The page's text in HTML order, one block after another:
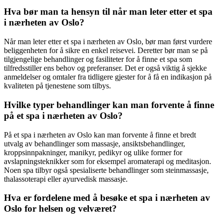
Hva bør man ta hensyn til når man leter etter et spa
i nærheten av Oslo?
Når man leter etter et spa i nærheten av Oslo, bør man først vurdere
beliggenheten for å sikre en enkel reisevei. Deretter bør man se på
tilgjengelige behandlinger og fasiliteter for å finne et spa som
tilfredsstiller ens behov og preferanser. Det er også viktig å sjekke
anmeldelser og omtaler fra tidligere gjester for å få en indikasjon på
kvaliteten på tjenestene som tilbys.
Hvilke typer behandlinger kan man forvente å finne
på et spa i nærheten av Oslo?
På et spa i nærheten av Oslo kan man forvente å finne et bredt
utvalg av behandlinger som massasje, ansiktsbehandlinger,
kroppsinnpakninger, manikyr, pedikyr og ulike former for
avslapningsteknikker som for eksempel aromaterapi og meditasjon.
Noen spa tilbyr også spesialiserte behandlinger som steinmassasje,
thalassoterapi eller ayurvedisk massasje.
Hva er fordelene med å besøke et spa i nærheten av
Oslo for helsen og velværet?